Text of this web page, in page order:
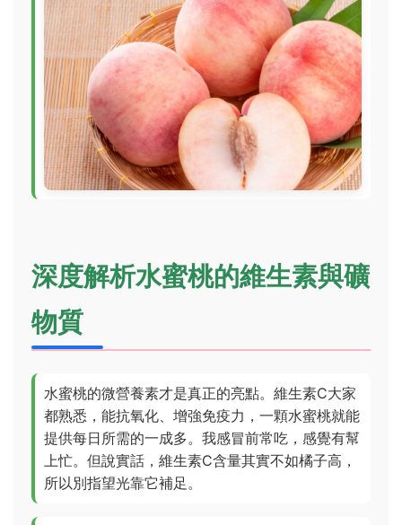
深度解析水蜜桃的維生素與礦
物質
水蜜桃的微營養素才是真正的亮點。維生素C大家
都熟悉，能抗氧化、增強免疫力，一顆水蜜桃就能
提供每日所需的一成多。我感冒前常吃，感覺有幫
上忙。但說實話，維生素C含量其實不如橘子高，
所以別指望光靠它補足。